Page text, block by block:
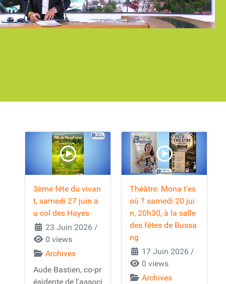
3ème fête du vivan
t, samedi 27 juin a
u col des Hayes
23 Juin 2026 /
0 views
Archives
Aude Bastien, co-pr
ésidente de l'associ
Théâtre: Mona t'es
où ? samedi 20 jui
n, 20h30, à la salle
des fêtes de Bussa
ng
17 Juin 2026 /
0 views
Archives